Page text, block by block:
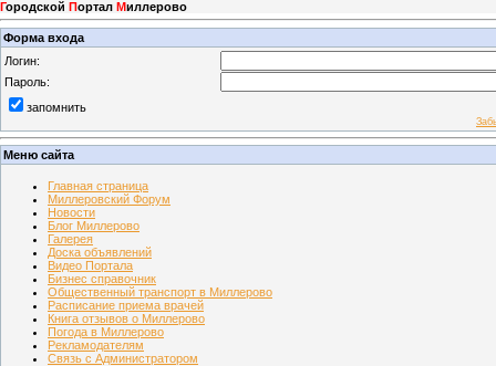
Городской Портал Миллерово
Форма входа
Логин:
Пароль:
запомнить
Меню сайта
Главная страница
Миллеровский Форум
Новости
Блог Миллерово
Галерея
Доска объявлений
Видео Портала
Бизнес справочник
Общественный транспорт в Миллерово
Расписание приема врачей
Книга отзывов о Миллерово
Погода в Миллерово
Рекламодателям
Связь с Администратором